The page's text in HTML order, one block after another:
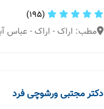
(195)
مطب: اراک - اراک - عباس
دکتر مجتبی ورشوچی فرد